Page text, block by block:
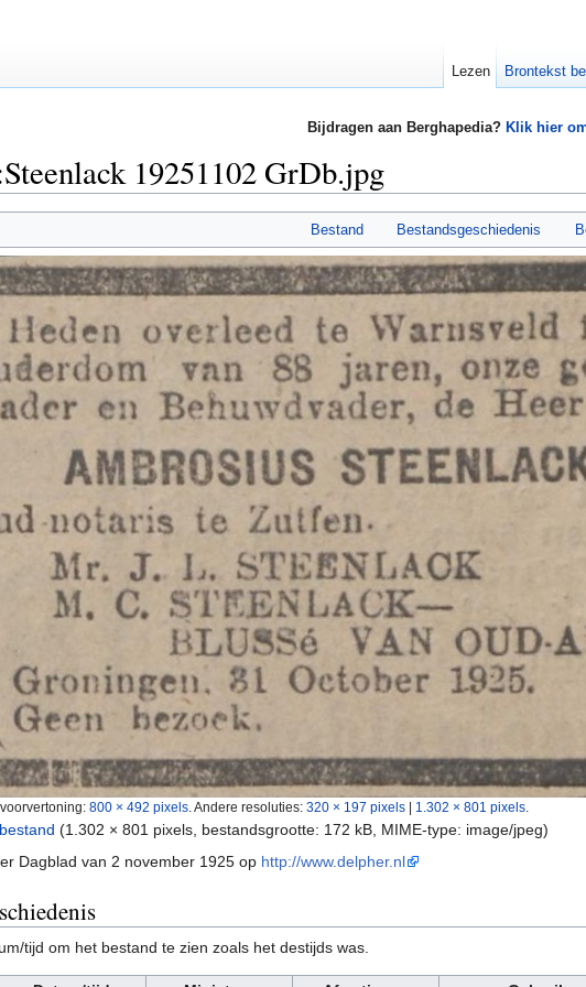
Bijdragen aan Berghapedia? Klik hier
19251102 GrDb.jpg
Bestand Bestandsgeschiedenis
800 × 492 pixels Andere resoluties: 320 × 197 pixels | 1.302 × 801 pixels
(1.302 × 801 pixels, bestandsgrootte: 172 kB, MIME-type: image/jpeg)
Dagblad van 2 november 1925 op http://www.delpher.nl
tijd om het bestand te zien zoals het destijds was.
Lezen Brontekst